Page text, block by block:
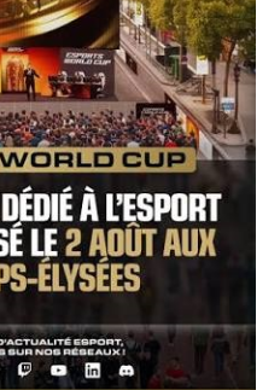
en Dolby Atmos seront livrées
la volonté commune des
audio immersive de
audio de pointe.
donner pleinement vie à leur
au cœur de la musique.
plus profonde entre les
l’expérience d’écoute
avec une clarté et une